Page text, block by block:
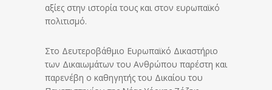
αξίες στην ιστορία τους και στον ευρωπαϊκό
πολιτισμό.
Στο Δευτεροβάθμιο Ευρωπαϊκό Δικαστήριο
των Δικαιωμάτων του Ανθρώπου παρέστη και
παρενέβη ο καθηγητής του Δικαίου του